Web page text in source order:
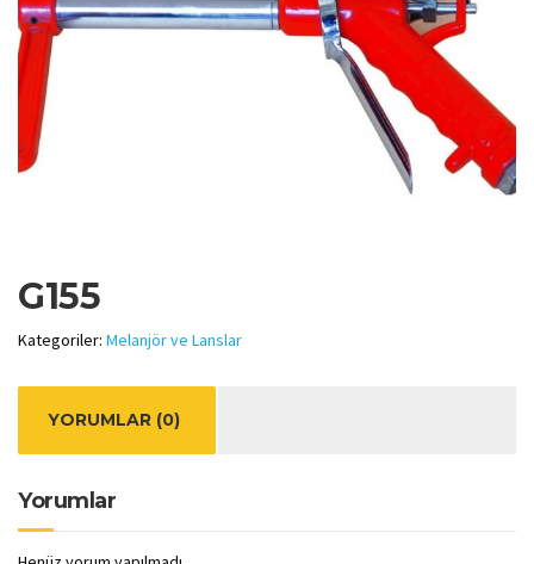
G155
Kategoriler: Melanjör ve Lanslar
YORUMLAR (0)
Yorumlar